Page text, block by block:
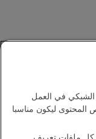
الشبكي في العمل
ليكون مناسبا
كل ملفات تعريف